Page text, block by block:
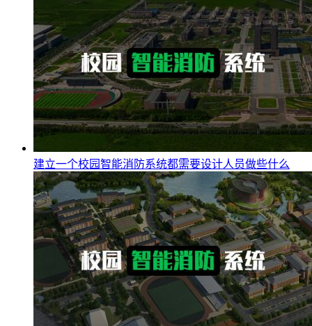
建立一个校园智能消防系统都需要设计人员做些什么